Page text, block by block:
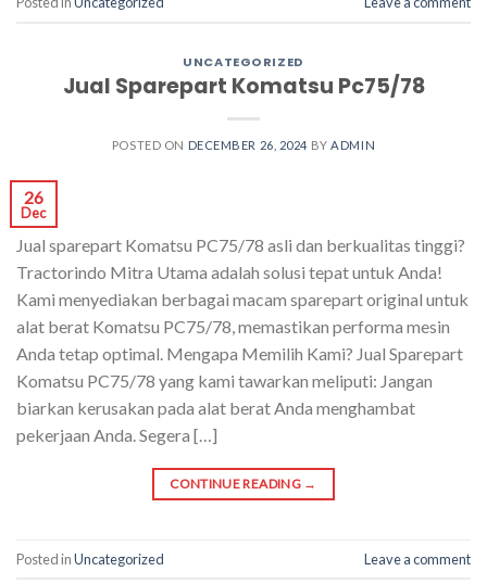
UNCATEGORIZED
Jual Sparepart Komatsu Pc75/78
POSTED ON DECEMBER 26, 2024 BYADMIN
26
Dec
Jual sparepart Komatsu PC75/78 asli dan berkualitas tinggi?
Tractorindo Mitra Utama adalah solusi tepat untuk Anda!
Kami menyediakan berbagai macam sparepart original untuk
alat berat Komatsu PC75/78, memastikan performa mesin
Anda tetap optimal. Mengapa Memilih Kami? Jual Sparepart
Komatsu PC75/78 yang kami tawarkan meliputi: Jangan
biarkan kerusakan pada alat berat Anda menghambat
pekerjaan Anda. Segera […]
CONTINUE READING →
Posted inUncategorized Leave a comment